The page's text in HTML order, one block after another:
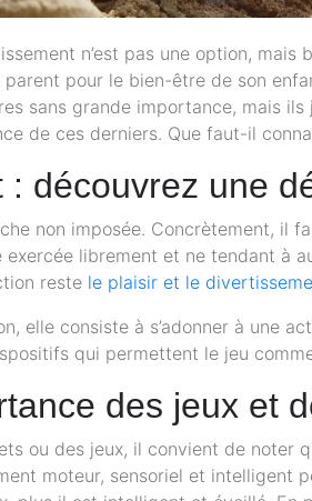
n’est pas une option,
pour le bien-être de son
sans grande importance, mais
de ces derniers. Que faut-il
: découvrez une
non imposée. Concrètement, il
librement et ne tendant à
reste le plaisir et le
elle consiste à s’adonner à une
qui permettent le jeu
des jeux et
ou des jeux, il convient de noter
moteur, sensoriel et intelligent